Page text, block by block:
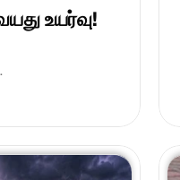
உயர்வு!